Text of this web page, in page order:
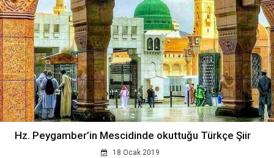
Hz. Peygamber’in Mescidinde okuttuğu Türkçe Şiir
18 Ocak 2019